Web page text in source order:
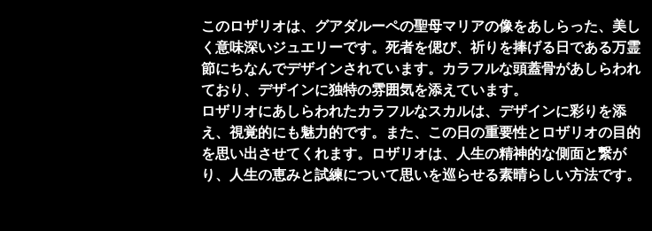
このロザリオは、グアダルーペの聖母マリアの像をあしらった、美し
く意味深いジュエリーです。死者を偲び、祈りを捧げる日である万霊
節にちなんでデザインされています。カラフルな頭蓋骨があしらわれ
ており、デザインに独特の雰囲気を添えています。
ロザリオにあしらわれたカラフルなスカルは、デザインに彩りを添
え、視覚的にも魅力的です。また、この日の重要性とロザリオの目的
を思い出させてくれます。ロザリオは、人生の精神的な側面と繋が
り、人生の恵みと試練について思いを巡らせる素晴らしい方法です。